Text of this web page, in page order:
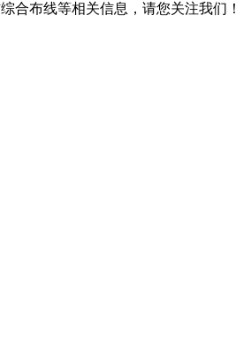
合布线等相关信息，请您关注我们！